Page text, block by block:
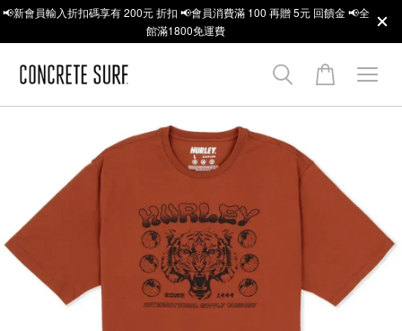
📢新會員輸入折扣碼享有 200元 折扣 📢會員消費滿 100 再贈 5元 回饋金 📢全
館滿1800免運費